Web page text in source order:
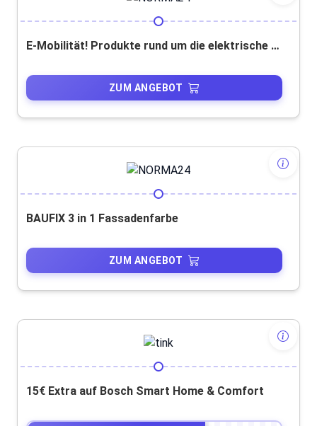
E-Mobilität! Produkte rund um die elektrische Fortbewegung!
ZUM ANGEBOT
BAUFIX 3 in 1 Fassadenfarbe
ZUM ANGEBOT
15€ Extra auf Bosch Smart Home & Comfort